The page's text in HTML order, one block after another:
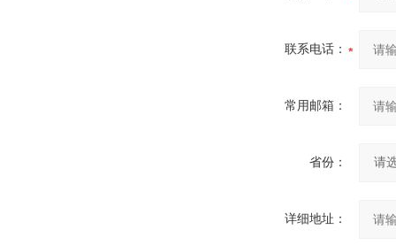
联系电话：
常用邮箱：
省份：
详细地址：